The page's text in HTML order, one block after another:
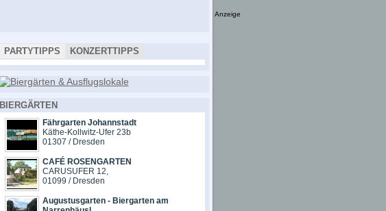
PARTYTIPPS KONZERTTIPPS
BIERGÄRTEN
Fährgarten Johannstadt
Käthe-Kollwitz-Ufer 23b
01307 / Dresden
CAFÉ ROSENGARTEN
CARUSUFER 12,
01099 / Dresden
Augustusgarten - Biergarten am
Anzeige